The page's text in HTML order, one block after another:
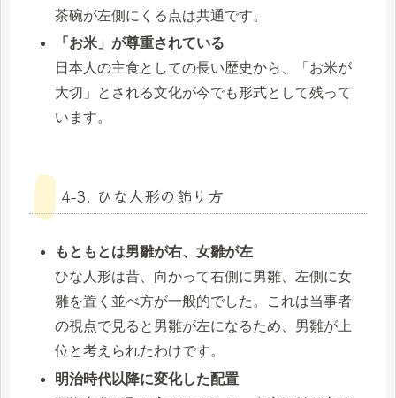
茶碗が左側にくる点は共通です。
「お米」が尊重されている
日本人の主食としての長い歴史から、「お米が
大切」とされる文化が今でも形式として残って
います。
4-3. ひな人形の飾り方
もともとは男雛が右、女雛が左
ひな人形は昔、向かって右側に男雛、左側に女
雛を置く並べ方が一般的でした。これは当事者
の視点で見ると男雛が左になるため、男雛が上
位と考えられたわけです。
明治時代以降に変化した配置